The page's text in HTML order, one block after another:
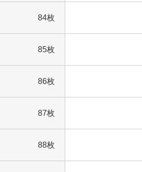
84枚
85枚
86枚
87枚
88枚